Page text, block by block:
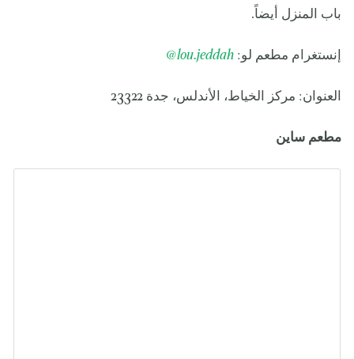
باب المنزل أيضاً.
إنستغرام مطعم لو: lou.jeddah@
العنوان: مركز الخياط، الأندلس، جدة 23322
مطعم ساين